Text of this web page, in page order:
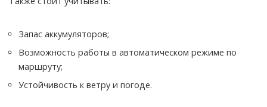
Запас аккумуляторов;
Возможность работы в автоматическом режиме по
маршруту;
Устойчивость к ветру и погоде.